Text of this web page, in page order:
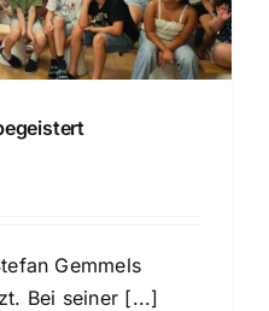
Gemmels
Bei seiner [...]